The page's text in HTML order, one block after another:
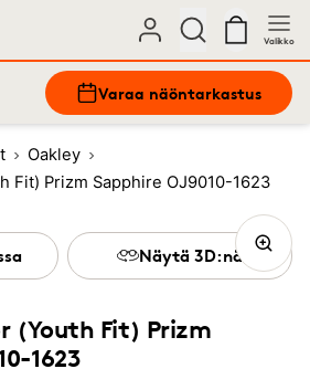
Valikko
Varaa näöntarkastus
Oakley
Fit) Prizm Sapphire OJ9010-1623
(Youth Fit) Prizm
1623
Näytä 3D:nä